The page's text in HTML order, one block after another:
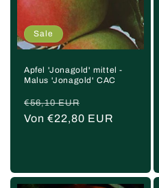
Sale
Apfel 'Jonagold' mittel -
Malus 'Jonagold' CAC
Normaler
Preis
€56,10 EUR
Von €22,80 EUR